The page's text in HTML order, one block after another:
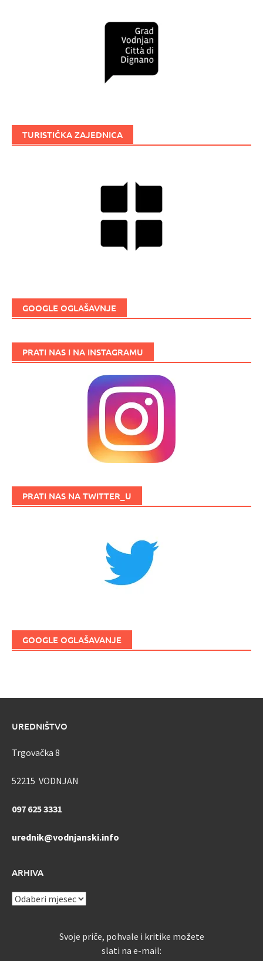
TURISTIČKA ZAJEDNICA
GOOGLE OGLAŠAVNJE
PRATI NAS I NA INSTAGRAMU
PRATI NAS NA TWITTER_U
GOOGLE OGLAŠAVANJE
UREDNIŠTVO
Trgovačka 8
52215 VODNJAN
097 625 3331
urednik@vodnjanski.info
ARHIVA
ARHIVA
Svoje priče, pohvale i kritike možete
slati na e-mail: